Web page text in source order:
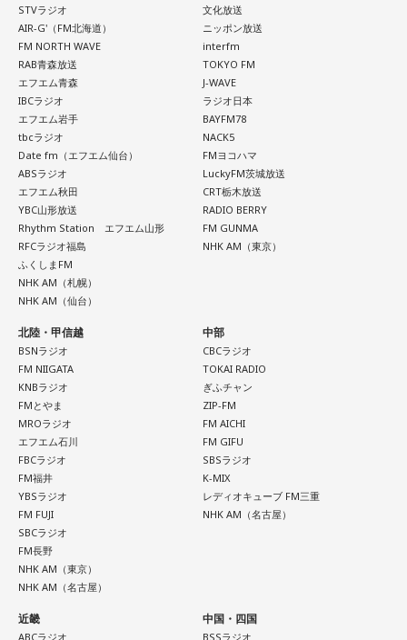
STVラジオ
AIR-G'（FM北海道）
FM NORTH WAVE
RAB青森放送
エフエム青森
IBCラジオ
エフエム岩手
tbcラジオ
Date fm（エフエム仙台）
ABSラジオ
エフエム秋田
YBC山形放送
Rhythm Station エフエム山形
RFCラジオ福島
ふくしまFM
NHK AM（札幌）
NHK AM（仙台）
文化放送
ニッポン放送
interfm
TOKYO FM
J-WAVE
ラジオ日本
BAYFM78
NACK5
FMヨコハマ
LuckyFM茨城放送
CRT栃木放送
RADIO BERRY
FM GUNMA
NHK AM（東京）
北陸・甲信越
BSNラジオ
FM NIIGATA
KNBラジオ
FMとやま
MROラジオ
エフエム石川
FBCラジオ
FM福井
YBSラジオ
FM FUJI
SBCラジオ
FM長野
NHK AM（東京）
NHK AM（名古屋）
中部
CBCラジオ
TOKAI RADIO
ぎふチャン
ZIP-FM
FM AICHI
FM GIFU
SBSラジオ
K-MIX
レディオキューブ FM三重
NHK AM（名古屋）
近畿
ABCラジオ
中国・四国
BSSラジオ